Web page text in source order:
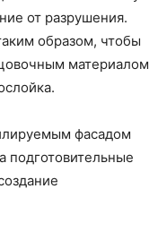
от разрушения.
образом, чтобы
материалом
фасадом
подготовительные